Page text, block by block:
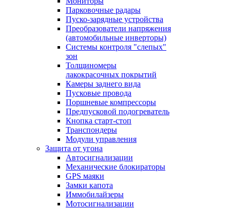
Парковочные радары
Пуско-зарядные устройства
Преобразователи напряжения
(автомобильные инверторы)
Системы контроля "слепых"
зон
Толщиномеры
лакокрасочных покрытий
Камеры заднего вида
Пусковые провода
Поршневые компрессоры
Предпусковой подогреватель
Кнопка старт-стоп
Транспондеры
Модули управления
Защита от угона
Автосигнализации
Механические блoкираторы
GPS маяки
Замки капота
Иммобилайзеры
Мотосигнализации